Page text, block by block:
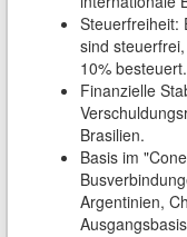
Steuerfreiheit:
sind
10% besteuert.
Finanzielle
Brasilien.
Basis im
Argentinien,